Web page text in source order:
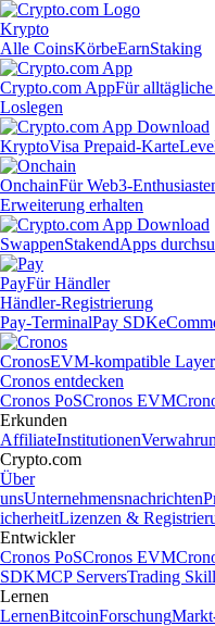
Krypto
Alle CoinsKörbeEarnStaking
Crypto.com AppFür
Loslegen
KryptoVisa Prepaid-Karte
OnchainFür Web3-
Erweiterung erhalten
SwappenStakendApps
PayFür Händler
Händler-Registrierung
Pay-TerminalPay SDK
CronosEVM-kompatible Layer
Cronos entdecken
Cronos PoSCronos EVM
Erkunden
AffiliateInstitutionen
Crypto.com
Über
unsUnternehmensnachrichten
icherheitLizenzen &
Entwickler
Cronos PoSCronos EVM
SDKMCP ServersTrading
Lernen
LernenBitcoinForschung